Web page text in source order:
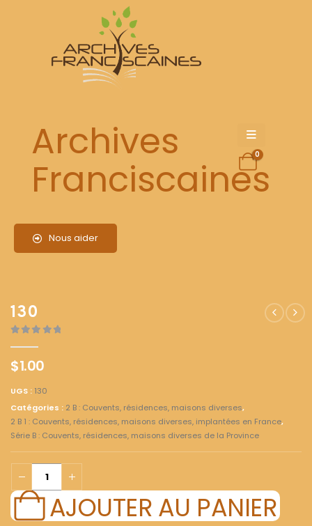
Archives
Franciscaines
Nous aider
0
130
$1.00
UGS : 130
Catégories : 2 B : Couvents, résidences, maisons diverses,
2 B 1 : Couvents, résidences, maisons diverses, implantées en France,
Série B : Couvents, résidences, maisons diverses de la Province
AJOUTER AU PANIER